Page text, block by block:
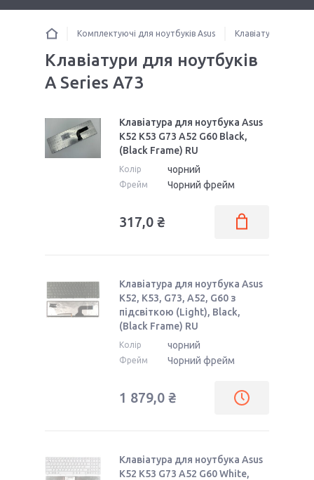
Комплектуючі для ноутбуків Asus Клавіатури для
Клавіатури для ноутбуків
A Series A73
Клавіатура для ноутбука Asus
K52 K53 G73 A52 G60 Black,
(Black Frame) RU
Колір чорний
Фрейм Чорний фрейм
317,0 ₴
Клавіатура для ноутбука Asus
K52, K53, G73, A52, G60 з
підсвіткою (Light), Black,
(Black Frame) RU
Колір чорний
Фрейм Чорний фрейм
1 879,0 ₴
Клавіатура для ноутбука Asus
K52 K53 G73 A52 G60 White,